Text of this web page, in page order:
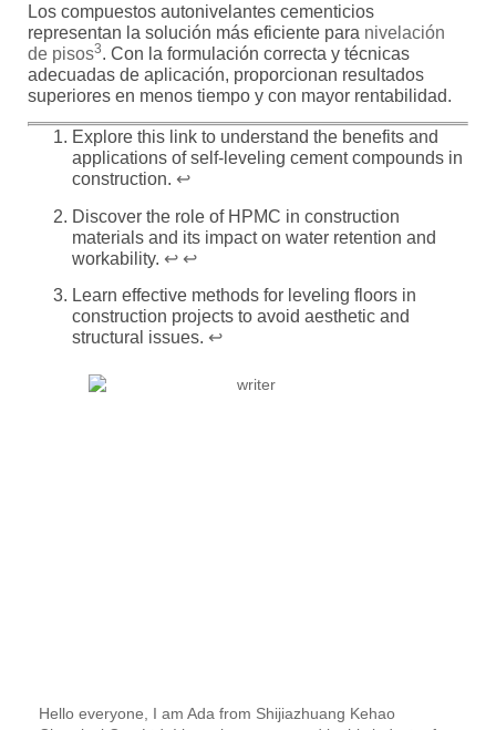
Los compuestos autonivelantes cementicios
representan la solución más eficiente para nivelación
de pisos3. Con la formulación correcta y técnicas
adecuadas de aplicación, proporcionan resultados
superiores en menos tiempo y con mayor rentabilidad.
Explore this link to understand the benefits and
applications of self-leveling cement compounds in
construction. ↩
Discover the role of HPMC in construction
materials and its impact on water retention and
workability. ↩ ↩
Learn effective methods for leveling floors in
construction projects to avoid aesthetic and
structural issues. ↩
Hello everyone, I am Ada from Shijiazhuang Kehao